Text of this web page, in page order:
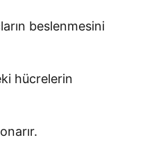
beslenmesini
hücrelerin